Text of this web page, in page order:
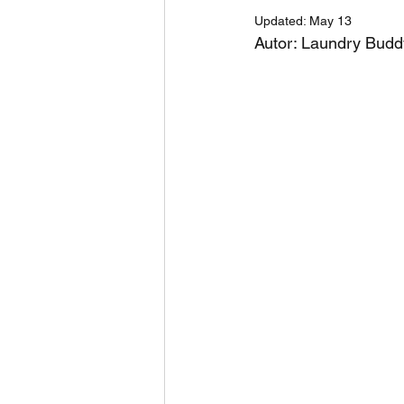
Updated: May 13
Autor: Laundry